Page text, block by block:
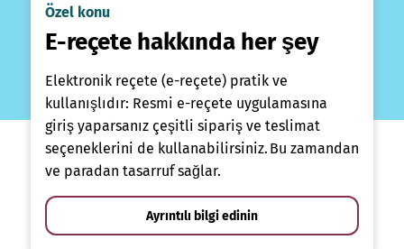
Özel konu
E-reçete hakkında her şey
Elektronik reçete (e-reçete) pratik ve
kullanışlıdır: Resmi e-reçete uygulamasına
giriş yaparsanız çeşitli sipariş ve teslimat
seçeneklerini de kullanabilirsiniz. Bu zamandan
ve paradan tasarruf sağlar.
Ayrıntılı bilgi edinin